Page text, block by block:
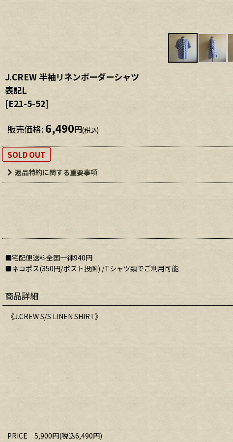
J.CREW 半袖リネンボーダーシャツ
表記L
[E21-5-52]
販売価格: 6,490円(税込)
SOLD OUT
返品特約に関する重要事項
■宅配便送料全国一律940円
■ネコポス(350円/ポスト投函) /Tシャツ類でご利用可能
商品詳細
《J.CREW S/S LINEN SHIRT》
PRICE 5,900円(税込6,490円)